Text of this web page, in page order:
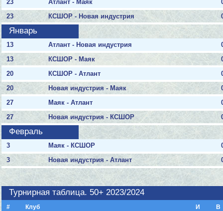
23
Атлант - Маяк
23
КСШОР - Новая индустрия
Январь
13 Атлант - Новая индустрия
13
КСШОР - Маяк
20
КСШОР - Атлант
20
Новая индустрия - Маяк
27
Маяк - Атлант
27
Новая индустрия - КСШОР
Февраль
3 Маяк - КСШОР
3
Новая индустрия - Атлант
Турнирная таблица. 50+ 2023/2024
# Клуб И В